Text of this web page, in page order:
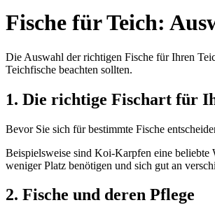
Fische für Teich:
Die Auswahl der richtigen Fische für Ihren
Teichfische beachten sollten.
1. Die richtige Fischart für
Bevor Sie sich für bestimmte Fische
Beispielsweise sind Koi-Karpfen eine beliebte
weniger Platz benötigen und sich gut an
2. Fische und deren Pflege